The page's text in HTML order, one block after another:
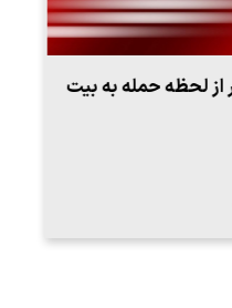
لحظه حمله به بیت